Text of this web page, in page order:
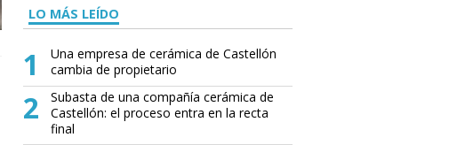
LO MÁS LEÍDO
1
Una empresa de cerámica de Castellón
cambia de propietario
2
Subasta de una compañía cerámica de
Castellón: el proceso entra en la recta
final